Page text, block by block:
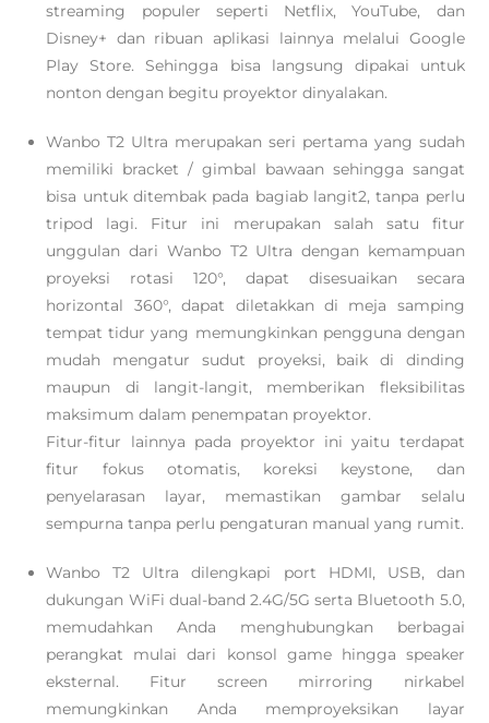
streaming populer seperti Netflix, YouTube, dan
Disney+ dan ribuan aplikasi lainnya melalui Google
Play Store. Sehingga bisa langsung dipakai untuk
nonton dengan begitu proyektor dinyalakan.
Wanbo T2 Ultra merupakan seri pertama yang sudah
memiliki bracket / gimbal bawaan sehingga sangat
bisa untuk ditembak pada bagiab langit2, tanpa perlu
tripod lagi. Fitur ini merupakan salah satu fitur
unggulan dari Wanbo T2 Ultra dengan kemampuan
proyeksi rotasi 120°, dapat disesuaikan secara
horizontal 360°, dapat diletakkan di meja samping
tempat tidur yang memungkinkan pengguna dengan
mudah mengatur sudut proyeksi, baik di dinding
maupun di langit-langit, memberikan fleksibilitas
maksimum dalam penempatan proyektor.
Fitur-fitur lainnya pada proyektor ini yaitu terdapat
fitur fokus otomatis, koreksi keystone, dan
penyelarasan layar, memastikan gambar selalu
sempurna tanpa perlu pengaturan manual yang rumit.
Wanbo T2 Ultra dilengkapi port HDMI, USB, dan
dukungan WiFi dual-band 2.4G/5G serta Bluetooth 5.0,
memudahkan Anda menghubungkan berbagai
perangkat mulai dari konsol game hingga speaker
eksternal. Fitur screen mirroring nirkabel
memungkinkan Anda memproyeksikan layar